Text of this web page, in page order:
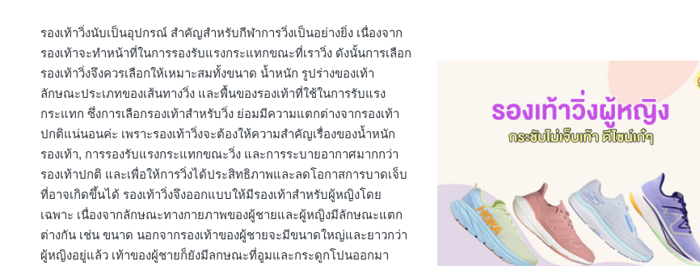
รองเท้าวิ่งนับเป็นอุปกรณ์ สำคัญสำหรับกีฬาการวิ่งเป็นอย่างยิ่ง เนื่องจาก
รองเท้าจะทำหน้าที่ในการรองรับแรงกระแทกขณะที่เราวิ่ง ดังนั้นการเลือก
รองเท้าวิ่งจึงควรเลือกให้เหมาะสมทั้งขนาด น้ำหนัก รูปร่างของเท้า
ลักษณะประเภทของเส้นทางวิ่ง และพื้นของรองเท้าที่ใช้ในการรับแรง
กระแทก ซึ่งการเลือกรองเท้าสำหรับวิ่ง ย่อมมีความแตกต่างจากรองเท้า
ปกติแน่นอนค่ะ เพราะรองเท้าวิ่งจะต้องให้ความสำคัญเรื่องของน้ำหนัก
รองเท้า, การรองรับแรงกระแทกขณะวิ่ง และการระบายอากาศมากกว่า
รองเท้าปกติ และเพื่อให้การวิ่งได้ประสิทธิภาพและลดโอกาสการบาดเจ็บ
ที่อาจเกิดขึ้นได้ รองเท้าวิ่งจึงออกแบบให้มีรองเท้าสำหรับผู้หญิงโดย
เฉพาะ เนื่องจากลักษณะทางกายภาพของผู้ชายและผู้หญิงมีลักษณะแตก
ต่างกัน เช่น ขนาด นอกจากรองเท้าของผู้ชายจะมีขนาดใหญ่และยาวกว่า
ผู้หญิงอยู่แล้ว เท้าของผู้ชายก็ยังมีลกษณะที่อูมและกระดูกโปนออกมา